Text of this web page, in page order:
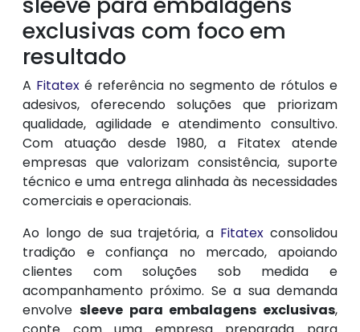
exclusivas com foco em
resultado
A Fitatex é referência no segmento de rótulos e
adesivos, oferecendo soluções que priorizam
qualidade, agilidade e atendimento consultivo.
Com atuação desde 1980, a Fitatex atende
empresas que valorizam consistência, suporte
técnico e uma entrega alinhada às necessidades
comerciais e operacionais.
Ao longo de sua trajetória, a Fitatex consolidou
tradição e confiança no mercado, apoiando
clientes com soluções sob medida e
acompanhamento próximo. Se a sua demanda
envolve sleeve para embalagens exclusivas,